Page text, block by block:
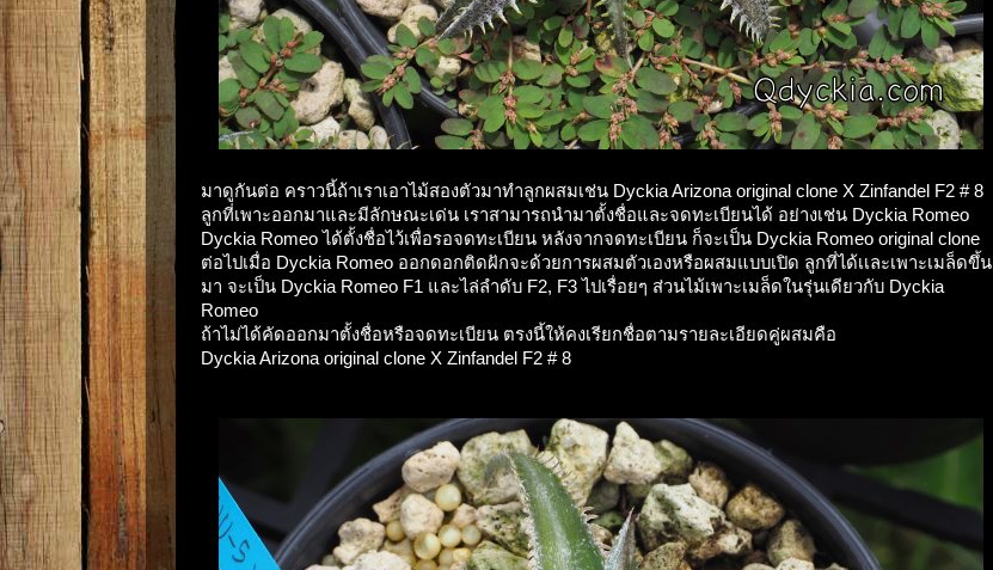
มาดูกันต่อ คราวนี้ถ้าเราเอาไม้สองตัวมาทำลูกผสมเช่น Dyckia Arizona original clone X Zinfandel F2 # 8
ลูกที่เพาะออกมาและมีลักษณะเด่น เราสามารถนำมาตั้งชื่อและจดทะเบียนได้ อย่างเช่น Dyckia Romeo
Dyckia Romeo ได้ตั้งชื่อไว้เพื่อรอจดทะเบียน หลังจากจดทะเบียน ก็จะเป็น Dyckia Romeo original clone
ต่อไปเมื่อ Dyckia Romeo ออกดอกติดฝักจะด้วยการผสมตัวเองหรือผสมแบบเปิด ลูกที่ได้เเละเพาะเมล็ดขึ้น
มา จะเป็น Dyckia Romeo F1 และไล่ลำดับ F2, F3 ไปเรื่อยๆ ส่วนไม้เพาะเมล็ดในรุ่นเดียวกับ Dyckia
Romeo
ถ้าไม่ได้คัดออกมาตั้งชื่อหรือจดทะเบียน ตรงนี้ให้คงเรียกชื่อตามรายละเอียดคู่ผสมคือ
Dyckia Arizona original clone X Zinfandel F2 # 8